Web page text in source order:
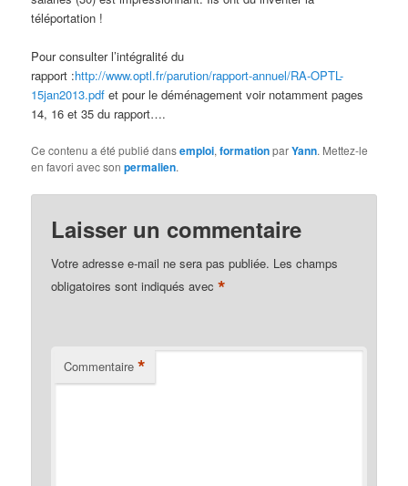
téléportation !
Pour consulter l’intégralité du
rapport :http://www.optl.fr/parution/rapport-annuel/RA-OPTL-
15jan2013.pdf et pour le déménagement voir notamment pages
14, 16 et 35 du rapport….
Ce contenu a été publié dansemploi,formationparYann. Mettez-le
en favori avec sonpermalien.
Laisser un commentaire
Votre adresse e-mail ne sera pas publiée. Les champs
obligatoires sont indiqués avec*
Commentaire *